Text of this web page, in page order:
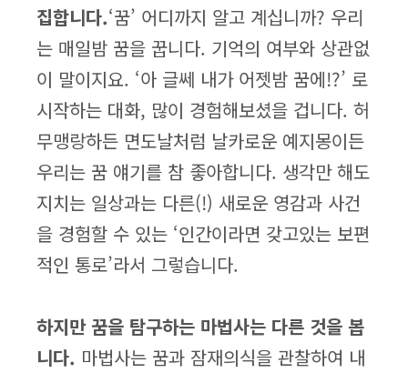
집합니다.‘꿈’ 어디까지 알고 계십니까? 우리
는 매일밤 꿈을 꿉니다. 기억의 여부와 상관없
이 말이지요. ‘아 글쎄 내가 어젯밤 꿈에!?’ 로
시작하는 대화, 많이 경험해보셨을 겁니다. 허
무맹랑하든 면도날처럼 날카로운 예지몽이든
우리는 꿈 얘기를 참 좋아합니다. 생각만 해도
지치는 일상과는 다른(!) 새로운 영감과 사건
을 경험할 수 있는 ‘인간이라면 갖고있는 보편
적인 통로’라서 그렇습니다.
하지만 꿈을 탐구하는 마법사는 다른 것을 봅
니다. 마법사는 꿈과 잠재의식을 관찰하여 내